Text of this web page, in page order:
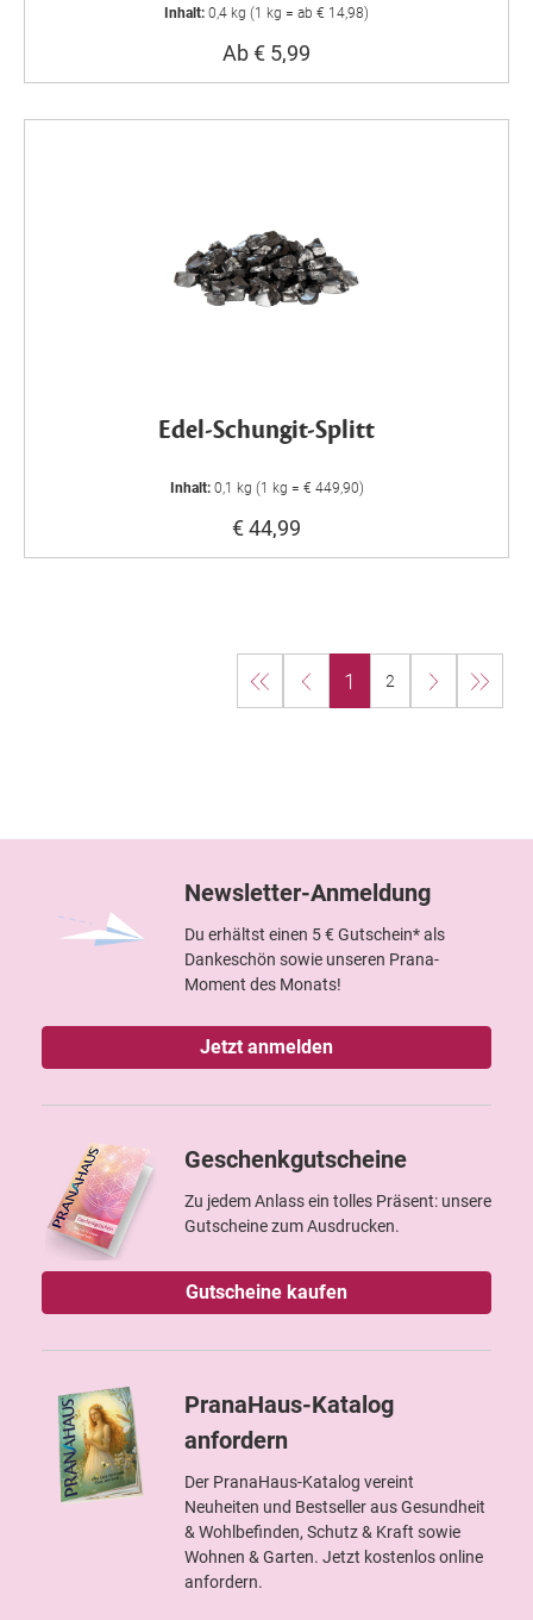
Inhalt: 0,4 kg (1 kg = ab € 14,98)
Ab € 5,99
Edel-Schungit-Splitt
Inhalt: 0,1 kg (1 kg = € 449,90)
€ 44,99
1 2
Newsletter-Anmeldung
Du erhältst einen 5 € Gutschein* als
Dankeschön sowie unseren Prana-
Moment des Monats!
Jetzt anmelden
Geschenkgutscheine
Zu jedem Anlass ein tolles Präsent: unsere
Gutscheine zum Ausdrucken.
Gutscheine kaufen
PranaHaus-Katalog
anfordern
Der PranaHaus-Katalog vereint
Neuheiten und Bestseller aus Gesundheit
& Wohlbefinden, Schutz & Kraft sowie
Wohnen & Garten. Jetzt kostenlos online
anfordern.